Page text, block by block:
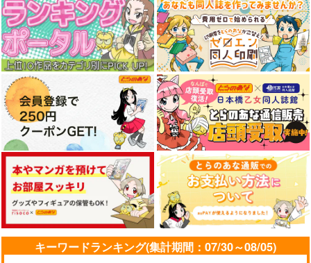
キーワードランキング(集計期間：07/30～08/05)